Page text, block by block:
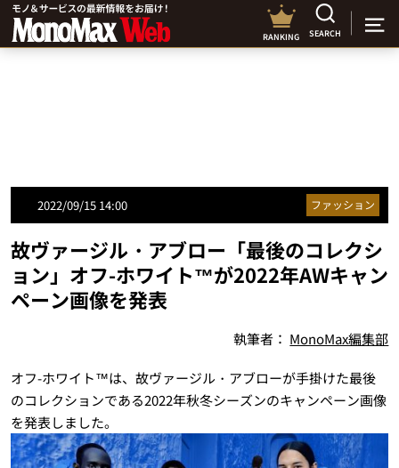
RANKING SEARCH
2022/09/15 14:00 ファッション
故ヴァージル・アブロー「最後のコレクシ
ョン」オフ-ホワイト™が2022年AWキャン
ペーン画像を発表
執筆者： MonoMax編集部
オフ-ホワイト™は、故ヴァージル・アブローが手掛けた最後
のコレクションである2022年秋冬シーズンのキャンペーン画像
を発表しました。